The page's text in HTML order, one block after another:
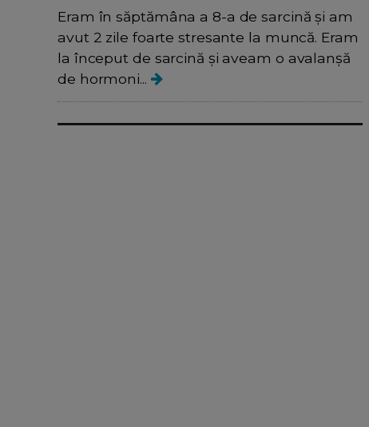
Eram în săptămâna a 8-a de sarcină și am
avut 2 zile foarte stresante la muncă. Eram
la început de sarcină și aveam o avalanșă
de hormoni...